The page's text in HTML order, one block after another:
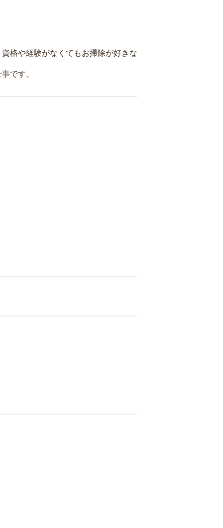
格や経験がなくてもお掃除が好きな
です。